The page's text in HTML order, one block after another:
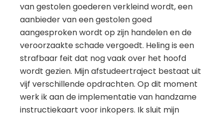
van gestolen goederen verkleind wordt, een
aanbieder van een gestolen goed
aangesproken wordt op zijn handelen en de
veroorzaakte schade vergoedt. Heling is een
strafbaar feit dat nog vaak over het hoofd
wordt gezien. Mijn afstudeertraject bestaat uit
vijf verschillende opdrachten. Op dit moment
werk ik aan de implementatie van handzame
instructiekaart voor inkopers. Ik sluit mijn